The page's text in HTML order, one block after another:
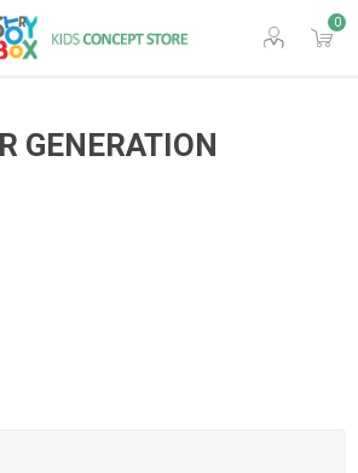
0
GENERATION